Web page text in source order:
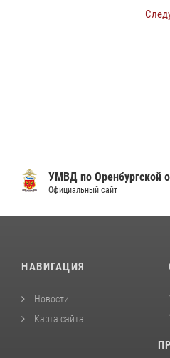
УМВД по Оренбургской
Официальный сайт
НАВИГАЦИЯ
Новости
Карта сайта